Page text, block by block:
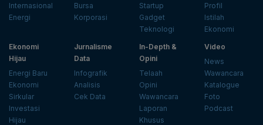
Internasional
Energi
Bursa
Korporasi
Startup
Gadget
Teknologi
Profil
Istilah
Ekonomi
Ekonomi
Hijau
Energi Baru
Ekonomi
Sirkular
Investasi
Hijau
Jurnalisme
Data
Infografik
Analisis
Cek Data
In-Depth &
Opini
Telaah
Opini
Wawancara
Laporan
Khusus
Video
News
Wawancara
Katalogue
Foto
Podcast